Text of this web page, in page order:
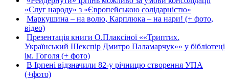
«Слуг народу» з «Європейською солідарністю»
Маркушина – на волю, Карплюка – на нари! (+ фото,
відео)
Презентація книги О.Плаксіної ««Триптих.
Український Шекспір Дмитро Паламарчук»» у бібліотеці
ім. Гоголя (+ фото)
В Ірпені відзначили 82-у річницю створення УПА
(+фото)